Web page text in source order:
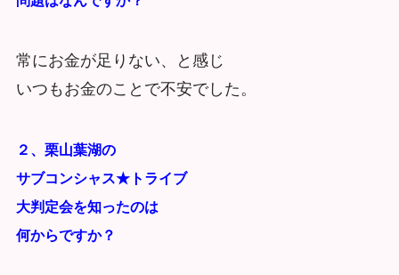
常にお金が足りない、と感じ
いつもお金のことで不安でした。
２、栗山葉湖の
サブコンシャス★トライブ
大判定会を知ったのは
何からですか？